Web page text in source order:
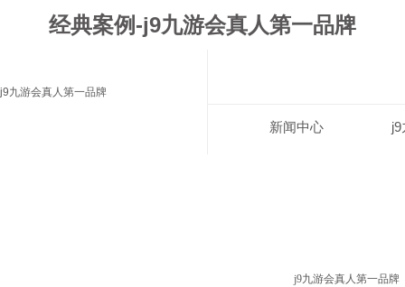
经典案例-j9九游会真人第一品牌
j9九游会真人第一品牌
新闻中心
j9九游会真人第一品牌